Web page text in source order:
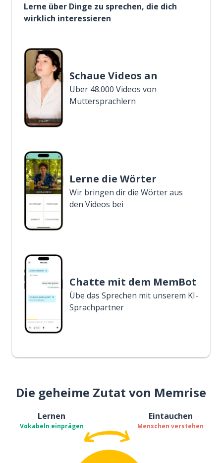
Lerne über Dinge zu sprechen, die dich
wirklich interessieren
Schaue Videos an
Über 48.000 Videos von
Muttersprachlern
Lerne die Wörter
Wir bringen dir die Wörter aus
den Videos bei
Chatte mit dem MemBot
Übe das Sprechen mit unserem KI-
Sprachpartner
Die geheime Zutat von Memrise
Lernen
Vokabeln einprägen
Eintauchen
Menschen verstehen